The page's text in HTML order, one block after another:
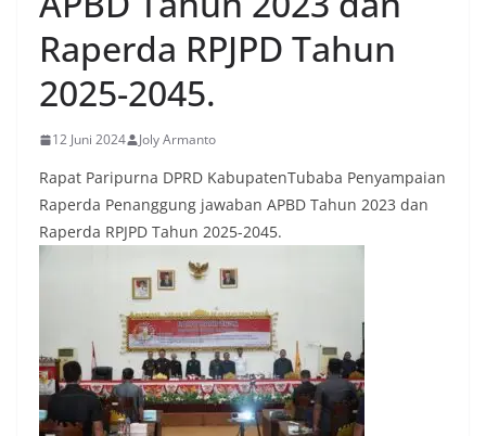
Raperda RPJPD Tahun
2025-2045.
12 Juni 2024 Joly Armanto
Rapat Paripurna DPRD KabupatenTubaba Penyampaian
Raperda Penanggung jawaban APBD Tahun 2023 dan
Raperda RPJPD Tahun 2025-2045.